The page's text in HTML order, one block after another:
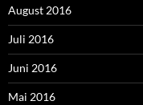
August 2016
Juli 2016
Juni 2016
Mai 2016